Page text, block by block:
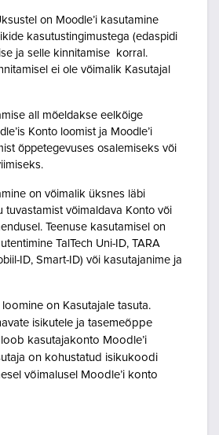
on Moodle’i kasutamine
kasutustingimustega (edaspidi
ja selle kinnitamise korral.
ei ole võimalik Kasutajal
all mõeldakse eelkõige
Konto loomist ja Moodle’i
õppetegevuses osalemiseks või
on võimalik üksnes läbi
tuvastamist võimaldava Konto või
Teenuse kasutamisel on
TalTech Uni-ID, TARA
ID, Smart-ID) või kasutajanime ja
on Kasutajale tasuta.
isikutele ja tasemeõppe
kasutajakonto Moodle’i
on kohustatud isikukoodi
võimalusel Moodle’i konto